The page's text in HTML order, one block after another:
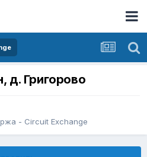
д. Григорово
- Circuit Exchange